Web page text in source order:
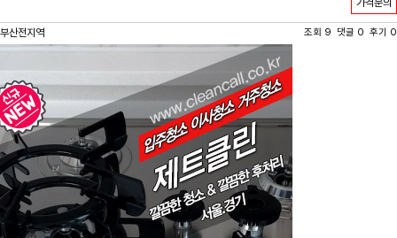
가격문의
부산전지역 조회 9 댓글 0 후기 0